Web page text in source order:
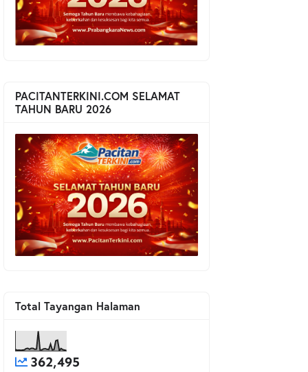
PACITANTERKINI.COM SELAMAT
TAHUN BARU 2026
Total Tayangan Halaman
362,495